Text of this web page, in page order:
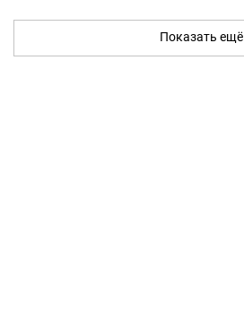
Показать ещё